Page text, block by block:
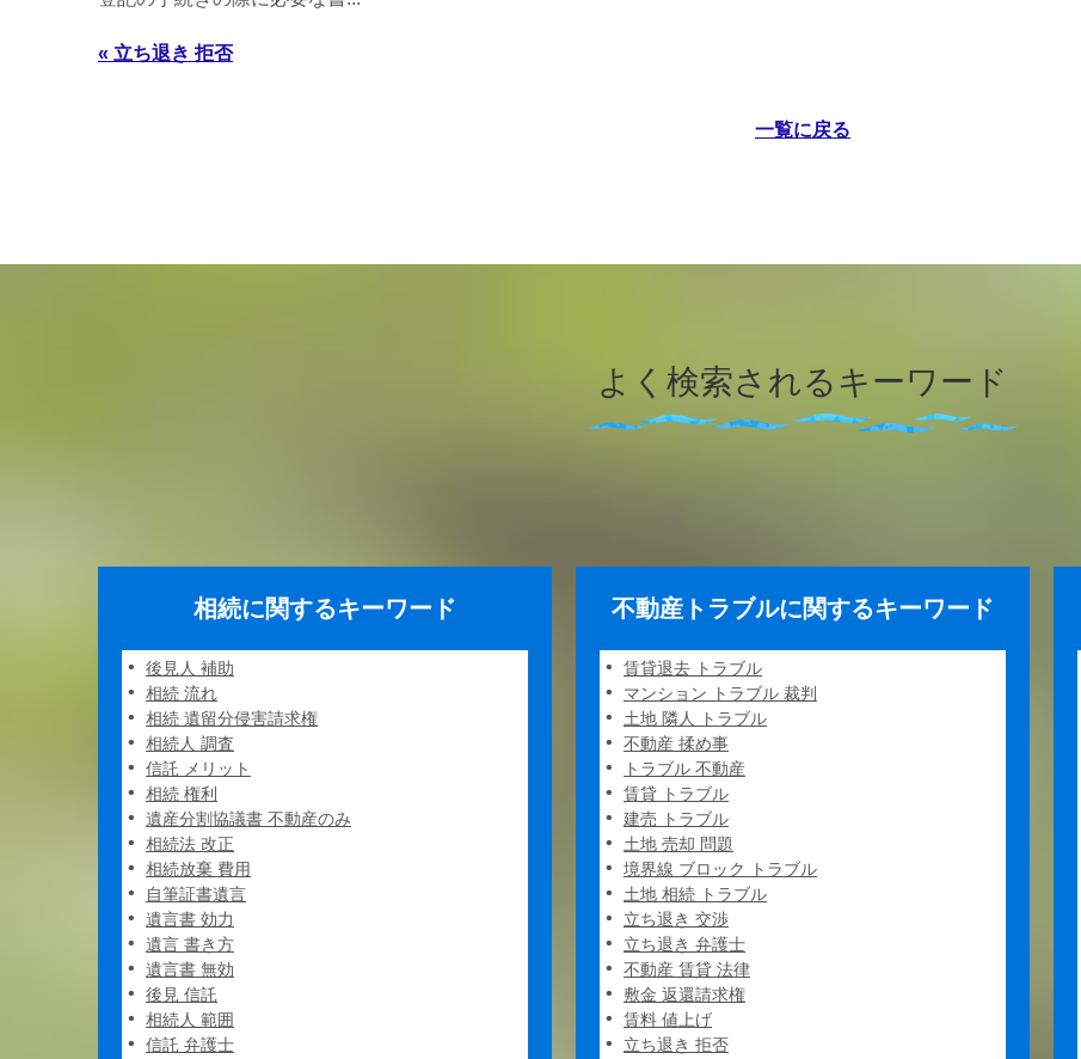
« 立ち退き 拒否
一覧に戻る
よく検索されるキーワード
相続に関するキーワード
後見人 補助
相続 流れ
相続 遺留分侵害請求権
相続人 調査
信託 メリット
相続 権利
遺産分割協議書 不動産のみ
相続法 改正
相続放棄 費用
自筆証書遺言
遺言書 効力
遺言 書き方
遺言書 無効
後見 信託
相続人 範囲
信託 弁護士
不動産トラブルに関するキーワード
賃貸退去 トラブル
マンション トラブル 裁判
土地 隣人 トラブル
不動産 揉め事
トラブル 不動産
賃貸 トラブル
建売 トラブル
土地 売却 問題
境界線 ブロック トラブル
土地 相続 トラブル
立ち退き 交渉
立ち退き 弁護士
不動産 賃貸 法律
敷金 返還請求権
賃料 値上げ
立ち退き 拒否